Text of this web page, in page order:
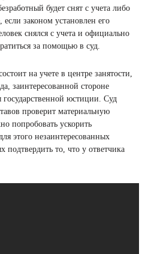
будет снят с учета либо
если законом установлен его
снялся с учета и официально
за помощью в суд.
на учете в центре занятости,
заинтересованной стороне
государственной юстиции. Суд
проверит материальную
попробовать ускорить
этого незаинтересованных
подтвердить то, что у ответчика